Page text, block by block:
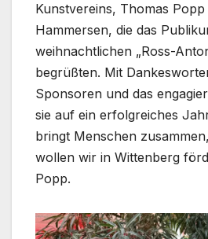
Kunstvereins, Thomas
Hammersen, die das
weihnachtlichen „Ross-
begrüßten. Mit
Sponsoren und das
sie auf ein erfolgreiches
bringt Menschen
wollen wir in Wittenberg
Popp.